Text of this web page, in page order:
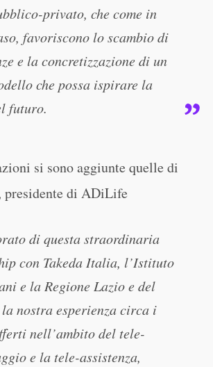
privato, che come in
favoriscono lo scambio di
e la concretizzazione di un
che possa ispirare la
futuro.
si sono aggiunte quelle di
presidente di ADiLife
di questa straordinaria
con Takeda Italia, l’Istituto
e la Regione Lazio e del
nostra esperienza circa i
nell’ambito del tele-
e la tele-assistenza,